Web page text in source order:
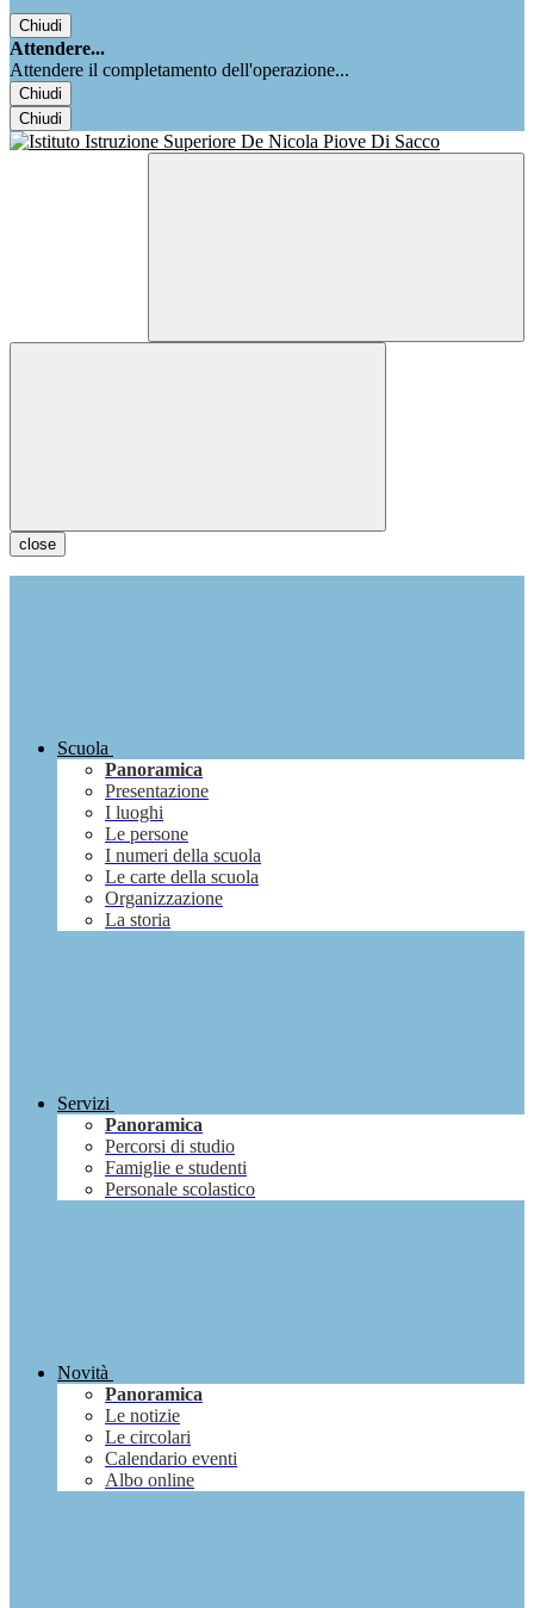
Chiudi
Attendere...
Attendere il completamento dell'operazione...
Chiudi
Chiudi
close
Scuola
Panoramica
Presentazione
I luoghi
Le persone
I numeri della scuola
Le carte della scuola
Organizzazione
La storia
Servizi
Panoramica
Percorsi di studio
Famiglie e studenti
Personale scolastico
Novità
Panoramica
Le notizie
Le circolari
Calendario eventi
Albo online